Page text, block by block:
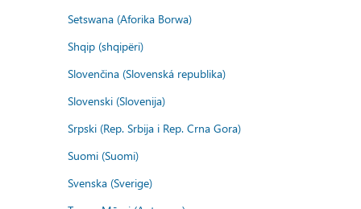
Setswana (Aforika Borwa)
Shqip (shqipëri)
Slovenčina (Slovenská republika)
Slovenski (Slovenija)
Srpski (Rep. Srbija i Rep. Crna Gora)
Suomi (Suomi)
Svenska (Sverige)